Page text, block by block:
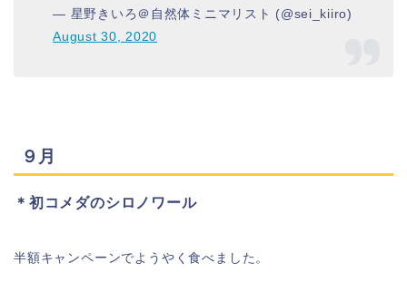
— 星野きいろ＠自然体ミニマリスト (@sei_kiiro)
August 30, 2020
９月
＊初コメダのシロノワール
半額キャンペーンでようやく食べました。